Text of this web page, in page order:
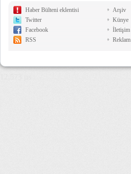
Haber Bülteni eklentisi
Twitter
Facebook
RSS
Arşiv
Künye
İletişim
Reklam